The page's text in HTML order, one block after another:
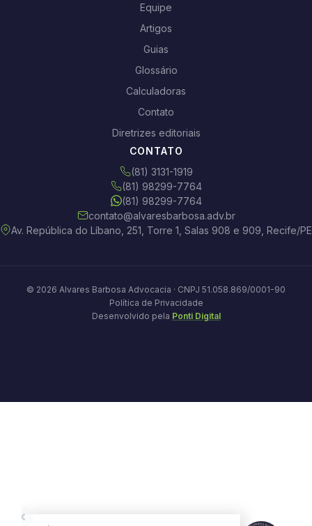
Equipe
Artigos
Guias
Glossário
Calculadoras
Contato
Diretrizes editoriais
CONTATO
(81) 3131-1919
(81) 98299-7764
(81) 98299-7764
contato@alvaresbarbosa.adv.br
Av. República do Líbano, 251, Torre 1, Salas 908 e 909, Recife/PE
© 2026 Alvares Barbosa Advocacia · CNPJ 51.058.869/0001-90
Política de Privacidade
Desenvolvido pela Ponti Digital